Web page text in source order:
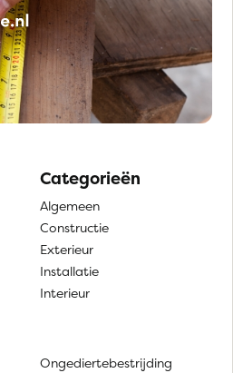
Categorieën
Algemeen
Constructie
Exterieur
Installatie
Interieur
Ongediertebestrijding